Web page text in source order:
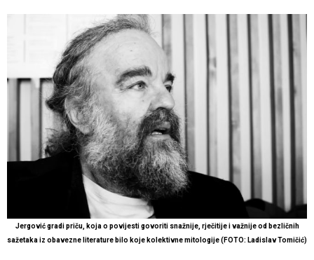
Jergović gradi priču, koja o povijesti govoriti snažnije, rječitije i važnije od bezličnih
sažetaka iz obavezne literature bilo koje kolektivne mitologije (FOTO: Ladislav Tomičić)